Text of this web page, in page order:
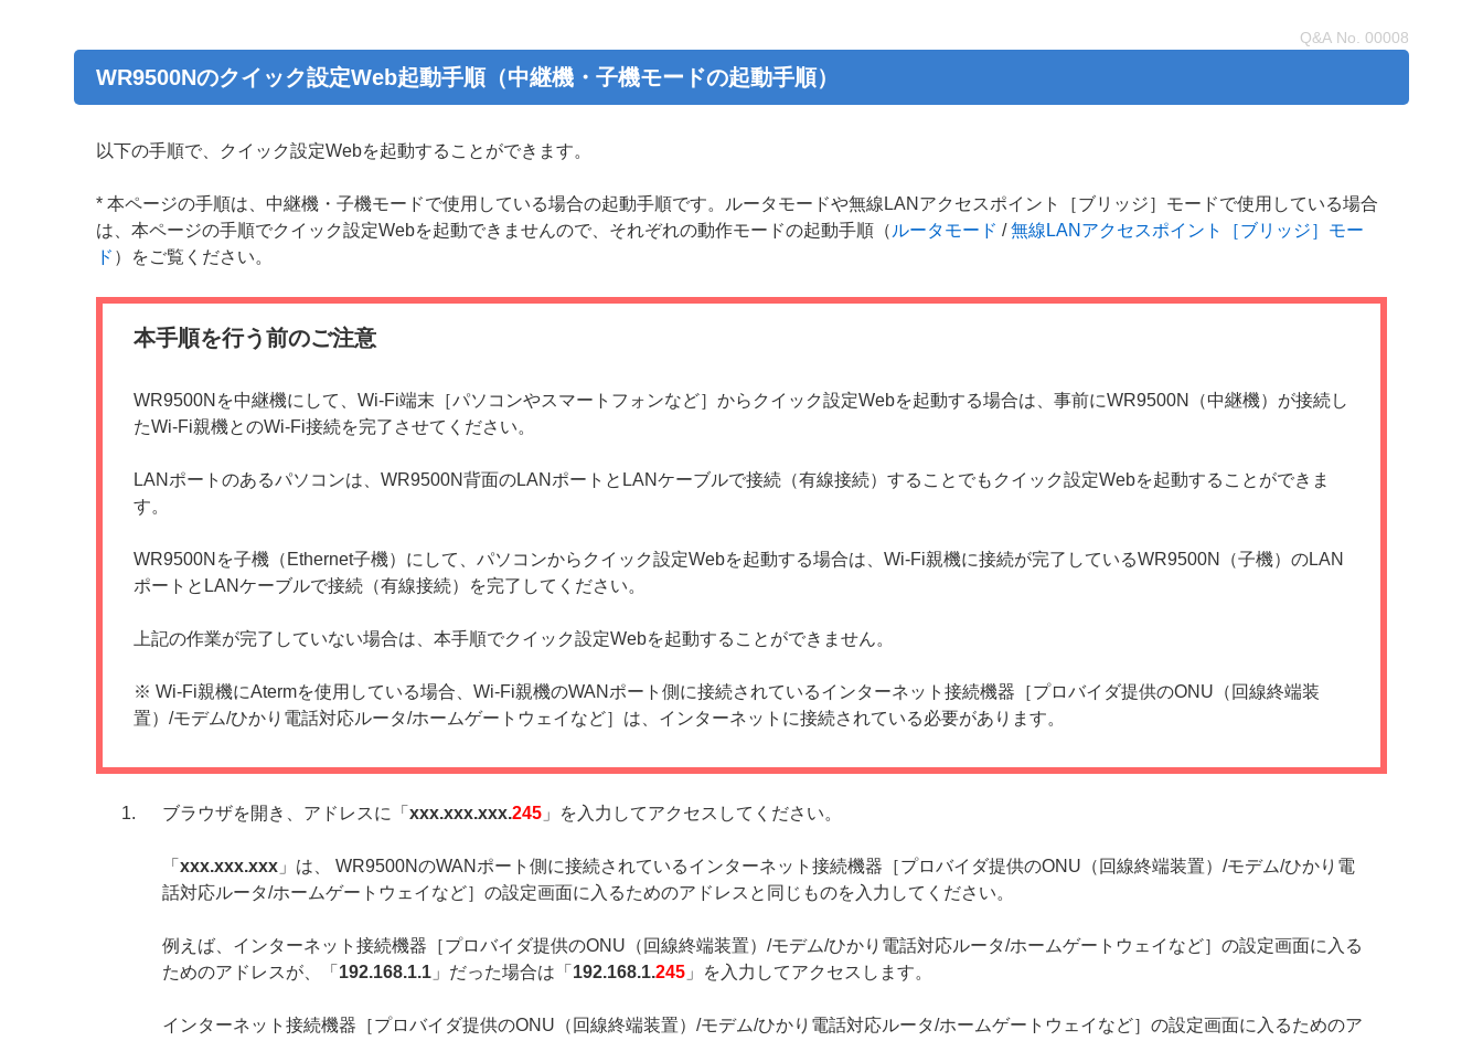
Q&A No. 00008
WR9500Nのクイック設定Web起動手順（中継機・子機モードの起動手順）
以下の手順で、クイック設定Webを起動することができます。
* 本ページの手順は、中継機・子機モードで使用している場合の起動手順です。ルータモードや無線LANアクセスポイント［ブリッジ］モードで使用している場合
は、本ページの手順でクイック設定Webを起動できませんので、それぞれの動作モードの起動手順（ ルータモード /無線LANアクセスポイント［ブリッジ］モー
ド ）をご覧ください。
本手順を行う前のご注意
WR9500Nを中継機にして、Wi-Fi端末［パソコンやスマートフォンなど］からクイック設定Webを起動する場合は、事前にWR9500N（中継機）が接続し
たWi-Fi親機とのWi-Fi接続を完了させてください。
LANポートのあるパソコンは、WR9500N背面のLANポートとLANケーブルで接続（有線接続）することでもクイック設定Webを起動することができま
す。
WR9500Nを子機（Ethernet子機）にして、パソコンからクイック設定Webを起動する場合は、Wi-Fi親機に接続が完了しているWR9500N（子機）のLAN
ポートとLANケーブルで接続（有線接続）を完了してください。
上記の作業が完了していない場合は、本手順でクイック設定Webを起動することができません。
※ Wi-Fi親機にAtermを使用している場合、Wi-Fi親機のWANポート側に接続されているインターネット接続機器［プロバイダ提供のONU（回線終端装
置）/モデム/ひかり電話対応ルータ/ホームゲートウェイなど］は、インターネットに接続されている必要があります。
ブラウザを開き、アドレスに「xxx.xxx.xxx.245 」を入力してアクセスしてください。
「xxx.xxx.xxx 」は、 WR9500NのWANポート側に接続されているインターネット接続機器［プロバイダ提供のONU（回線終端装置）/モデム/ひかり電
話対応ルータ/ホームゲートウェイなど］の設定画面に入るためのアドレスと同じものを入力してください。
例えば、インターネット接続機器［プロバイダ提供のONU（回線終端装置）/モデム/ひかり電話対応ルータ/ホームゲートウェイなど］の設定画面に入る
ためのアドレスが、「 192.168.1.1 」だった場合は「 192.168.1.245 」を入力してアクセスします。
インターネット接続機器［プロバイダ提供のONU（回線終端装置）/モデム/ひかり電話対応ルータ/ホームゲートウェイなど］の設定画面に入るためのア